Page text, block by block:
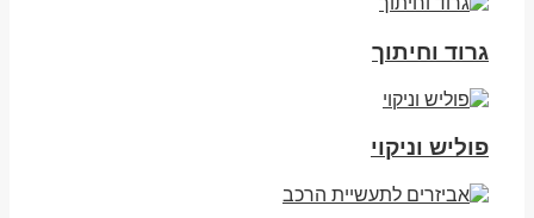
גרוד וחיתוך
פוליש וניקוי